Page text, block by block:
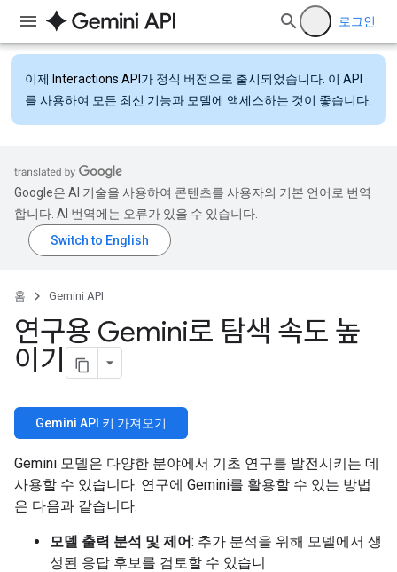
로그인
이제 Interactions API 가 정식 버전으로 출시되었습니다. 이 API
를 사용하여 모든 최신 기능과 모델에 액세스하는 것이 좋습니다.
Google은 AI 기술을 사용하여 콘텐츠를 사용자의 기본 언어로 번역
합니다. AI 번역에는 오류가 있을 수 있습니다.
홈 Gemini API
연구용 Gemini로 탐색 속도 높
이기
Gemini API 키 가져오기
Gemini 모델은 다양한 분야에서 기초 연구를 발전시키는 데
사용할 수 있습니다. 연구에 Gemini를 활용할 수 있는 방법
은 다음과 같습니다.
모델 출력 분석 및 제어: 추가 분석을 위해 모델에서 생
성된 응답 후보를 검토할 수 있습니